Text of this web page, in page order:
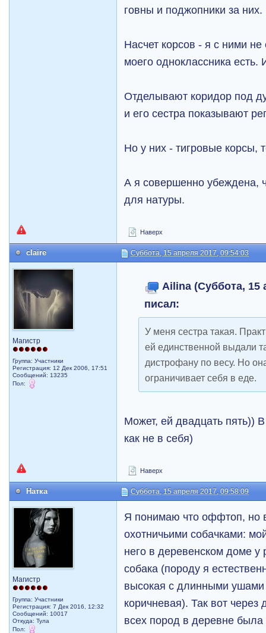
говны и поджопники за них.
Насчет корсов - я с ними не
моего одноклассника есть.
Отделывают коридор под
и его сестра показывают
Но у них - тигровые корсы,
А я совершенно убеждена,
для натуры.
Наверх
claire Суббота, 15 апреля 2017, 09:54:03
Магистр
Группа: Участники
Регистрация: 12 Дек 2006, 17:51
Сообщений: 13235
Пол:
Ailina (Суббота, 15
писал:
У меня сестра такая.
ей единственной выдали
дистрофану по весу. Но
ограничивает себя в еде.
Может, ей двадцать пять))
как не в себя)
Наверх
Натка Суббота, 15 апреля 2017, 09:58:09
Магистр
Группа: Участники
Регистрация: 7 Дек 2016, 12:32
Сообщений: 10017
Откуда: Тула
Пол:
Я понимаю что оффтоп, но
охотничьими собачками:
него в деревенском доме у
собака (породу я
высокая с длинными
коричневая). Так вот через
всех пород в деревне была